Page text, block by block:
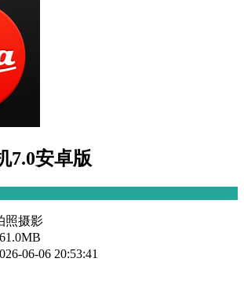
7.0安卓版
照摄影
06-06 20:53:41